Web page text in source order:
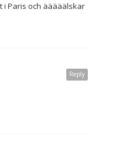
i Paris och ääääälskar
Reply